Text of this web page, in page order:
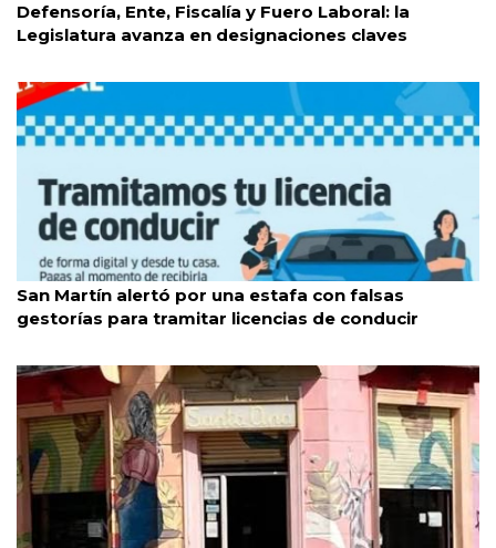
Defensoría, Ente, Fiscalía y Fuero Laboral: la
Legislatura avanza en designaciones claves
San Martín 6/8/2026
San Martín alertó por una estafa con falsas
gestorías para tramitar licencias de conducir